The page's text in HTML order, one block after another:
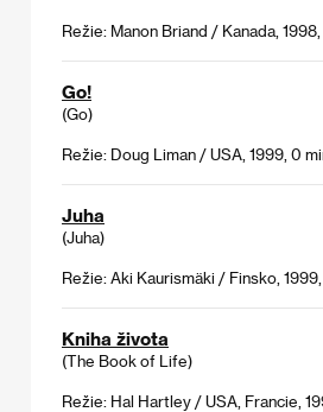
Režie: Manon Briand / Kanada,
Go!
(Go)
Režie: Doug Liman / USA, 1999, 0
Juha
(Juha)
Režie: Aki Kaurismäki / Finsko,
Kniha života
(The Book of Life)
Režie: Hal Hartley / USA, Francie,